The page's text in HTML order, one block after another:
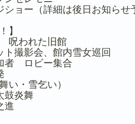
ョー（詳細は後日お知らせ
れた旧館
撮影会、館内雪女巡回
者 ロビー集合
雪乞い）
炎舞
進